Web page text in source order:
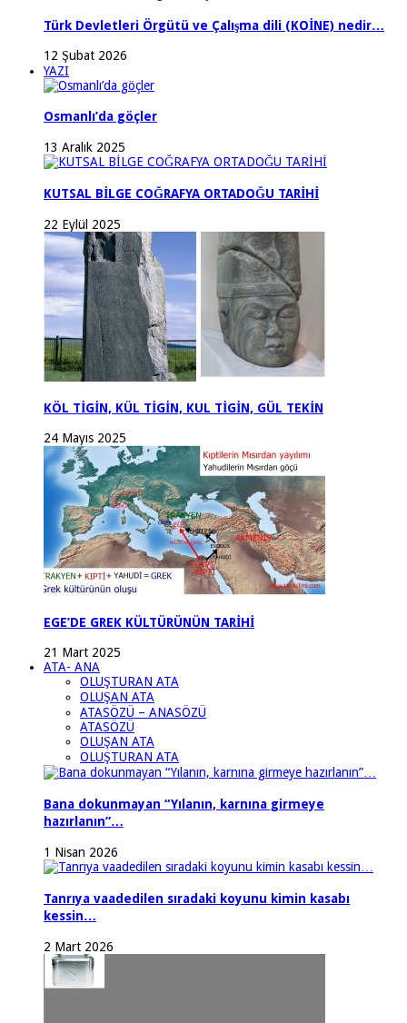
Türk Devletleri Örgütü ve Çalışma dili (KOİNE) nedir…
12 Şubat 2026
YAZI
Osmanlı’da göçler
13 Aralık 2025
KUTSAL BİLGE COĞRAFYA ORTADOĞU TARİHİ
22 Eylül 2025
KÖL TİGİN, KÜL TİGİN, KUL TİGİN, GÜL TEKİN
24 Mayıs 2025
EGE’DE GREK KÜLTÜRÜNÜN TARİHİ
21 Mart 2025
ATA- ANA
OLUŞTURAN ATA
OLUŞAN ATA
ATASÖZÜ – ANASÖZÜ
ATASÖZÜ
OLUŞAN ATA
OLUŞTURAN ATA
Bana dokunmayan “Yılanın, karnına girmeye
hazırlanın”…
1 Nisan 2026
Tanrıya vaadedilen sıradaki koyunu kimin kasabı
kessin…
2 Mart 2026